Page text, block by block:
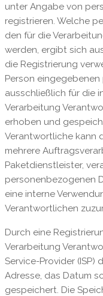
unter Angabe von
registrieren. Welche
den für die
werden, ergibt sich
die Registrierung
Person
ausschließlich für die
Verarbeitung
erhoben und
Verantwortliche kann
mehrere
Paketdienstleister,
personenbezogenen
eine interne
Verantwortlichen
Durch eine
Verarbeitung
Service-Provider (ISP)
Adresse, das Datum
gespeichert. Die